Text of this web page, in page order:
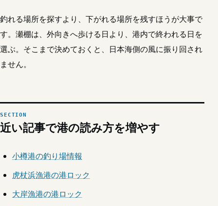
釣れる場所を探すより、下がれる場所を残すほうが大事で
す。瀬棚は、外向きへ歩ける日より、港内で終われる日を
選ぶ。そこまで決めておくと、日本海側の風に振り回され
ません。
近い記事で港の読み方を増やす
小樽港の釣り場情報
虎杖浜漁港の港ロック
大岸漁港の港ロック